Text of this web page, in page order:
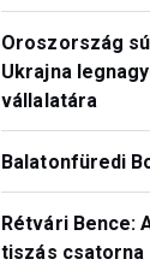
Oroszország
Ukrajna
vállalatára
Balatonfüredi
Rétvári Bence:
tiszás csatorna